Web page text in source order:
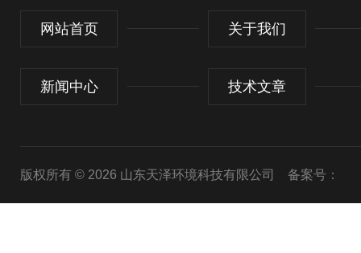
网站首页 关于我们
新闻中心 技术文章
版权所有 © 2026 山东天泽环境科技有限公司 备案号：